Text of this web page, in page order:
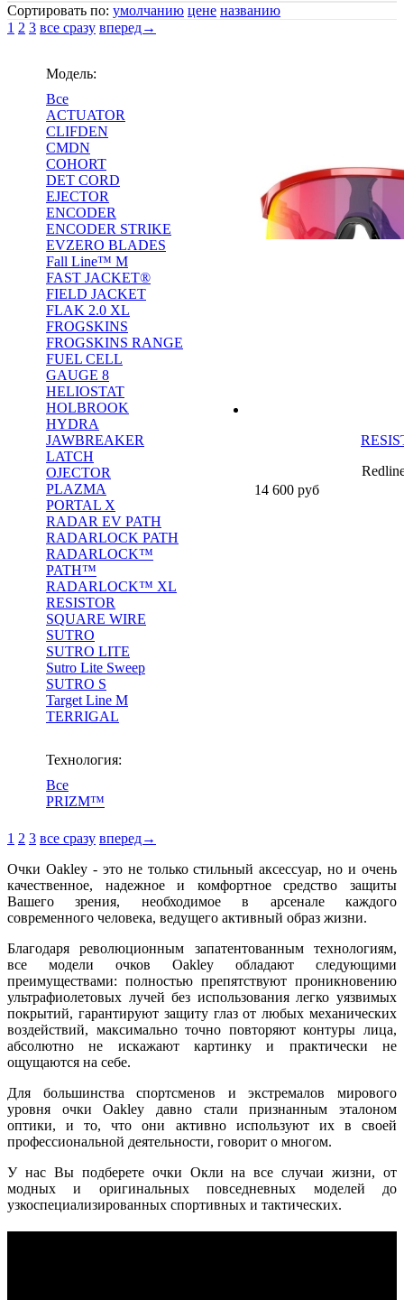
Сортировать по: умолчанию цене названию
1 2 3 все сразу вперед→
Модель:
Все
ACTUATOR
CLIFDEN
CMDN
COHORT
DET CORD
EJECTOR
ENCODER
ENCODER STRIKE
EVZERO BLADES
Fall Line™ M
FAST JACKET®
FIELD JACKET
FLAK 2.0 XL
FROGSKINS
FROGSKINS RANGE
FUEL CELL
GAUGE 8
HELIOSTAT
HOLBROOK
HYDRA
JAWBREAKER
LATCH
OJECTOR
PLAZMA
PORTAL X
RADAR EV PATH
RADARLOCK PATH
RADARLOCK™
PATH™
RADARLOCK™ XL
RESISTOR
SQUARE WIRE
SUTRO
SUTRO LITE
Sutro Lite Sweep
SUTRO S
Target Line M
TERRIGAL
Технология:
Все
PRIZM™
14 600 руб
1 2 3 все сразу вперед→
Очки Oakley - это не только стильный аксессуар, но и очень
качественное, надежное и комфортное средство защиты
Вашего зрения, необходимое в арсенале каждого
современного человека, ведущего активный образ жизни.
Благодаря революционным запатентованным технологиям,
все модели очков Oakley обладают следующими
преимуществами: полностью препятствуют проникновению
ультрафиолетовых лучей без использования легко уязвимых
покрытий, гарантируют защиту глаз от любых механических
воздействий, максимально точно повторяют контуры лица,
абсолютно не искажают картинку и практически не
ощущаются на себе.
Для большинства спортсменов и экстремалов мирового
уровня очки Oakley давно стали признанным эталоном
оптики, и то, что они активно используют их в своей
профессиональной деятельности, говорит о многом.
У нас Вы подберете очки Окли на все случаи жизни, от
модных и оригинальных повседневных моделей до
узкоспециализированных спортивных и тактических.